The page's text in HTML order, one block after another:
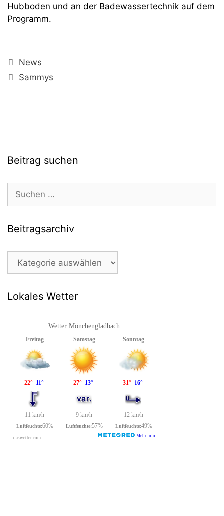
Hubboden und an der Badewassertechnik auf dem
Programm.
Kategorien
News
Schlagwörter
Sammys
Beitrag suchen
Suchen
nach:
Beitragsarchiv
Beitragsarchiv
Lokales Wetter
Wetter Mönchengladbach